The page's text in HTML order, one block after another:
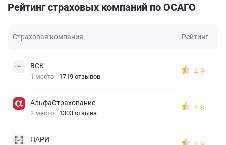
Рейтинг страховых компаний по ОСАГО
Страховая компания Рейтинг
ВСК
1 место 1719 отзывов
4.9
АльфаСтрахование
2 место 1303 отзыва
4.8
ПАРИ